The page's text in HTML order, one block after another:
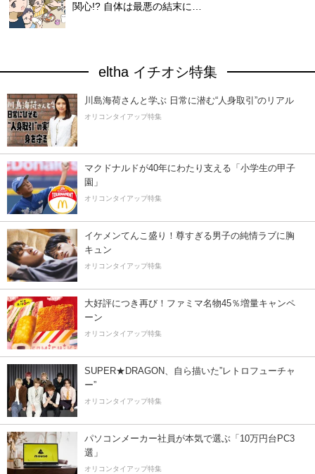
関心!? 自体は最悪の結末に…
eltha イチオシ特集
川島海荷さんと学ぶ 日常に潜む“人身取引”のリアル
オリコンタイアップ特集
マクドナルドが40年にわたり支える「小学生の甲子
園」
オリコンタイアップ特集
イケメンてんこ盛り！尊すぎる男子の純情ラブに胸
キュン
オリコンタイアップ特集
大好評につき再び！ファミマ名物45％増量キャンペ
ーン
オリコンタイアップ特集
SUPER★DRAGON、自ら描いた”レトロフューチャ
ー”
オリコンタイアップ特集
パソコンメーカー社員が本気で選ぶ「10万円台PC3
選」
オリコンタイアップ特集